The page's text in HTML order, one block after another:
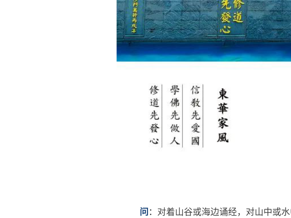
问： 对着山谷或海边诵经，对山中或